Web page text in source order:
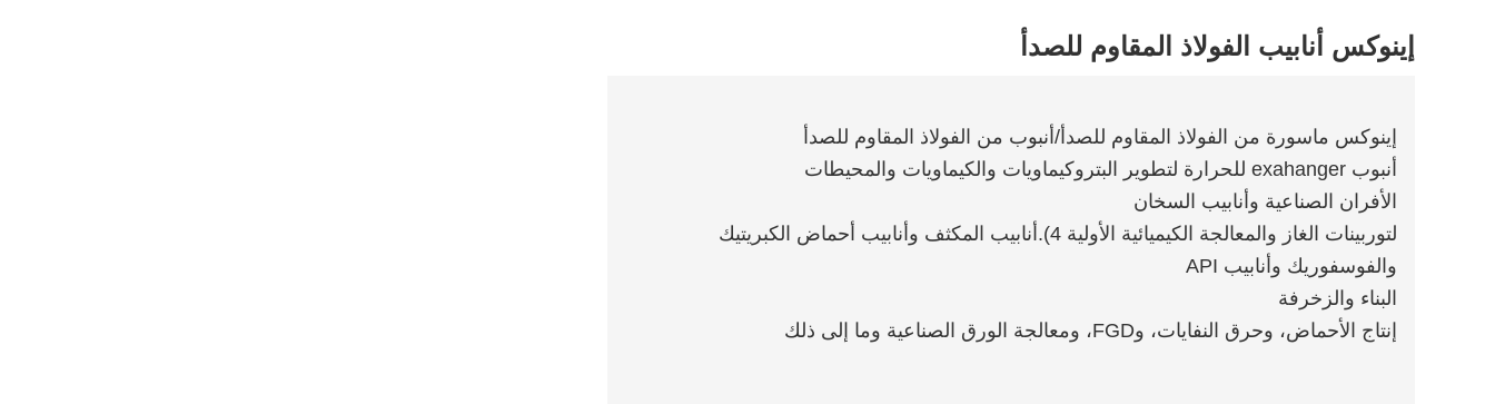
إينوكس أنابيب الفولاذ المقاوم للصدأ
إينوكس ماسورة من الفولاذ المقاوم للصدأ/أنبوب من الفولاذ المقاوم للصدأ
أنبوب exahanger للحرارة لتطوير البتروكيماويات والكيماويات والمحيطات
الأفران الصناعية وأنابيب السخان
لتوربينات الغاز والمعالجة الكيميائية الأولية 4).أنابيب المكثف وأنابيب أحماض الكبريتيك
والفوسفوريك وأنابيب API
البناء والزخرفة
إنتاج الأحماض، وحرق النفايات، وFGD، ومعالجة الورق الصناعية وما إلى ذلك